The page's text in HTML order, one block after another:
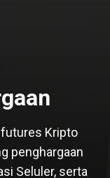
futures Kripto
penghargaan
Seluler, serta